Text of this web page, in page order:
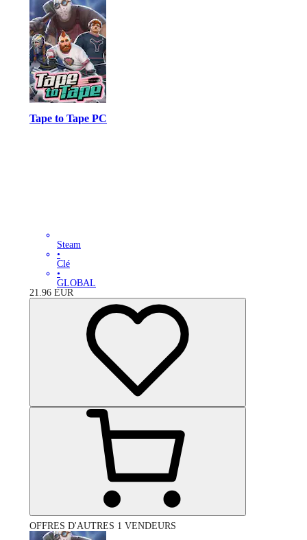
Tape to Tape PC
Steam
•
Clé
•
GLOBAL
21.96 EUR
OFFRES D'AUTRES 1 VENDEURS